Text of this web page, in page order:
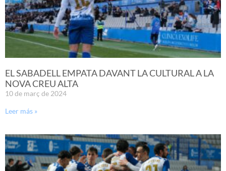
EL SABADELL EMPATA DAVANT LA CULTURAL A LA
NOVA CREU ALTA
10 de març de 2024
Leer más »